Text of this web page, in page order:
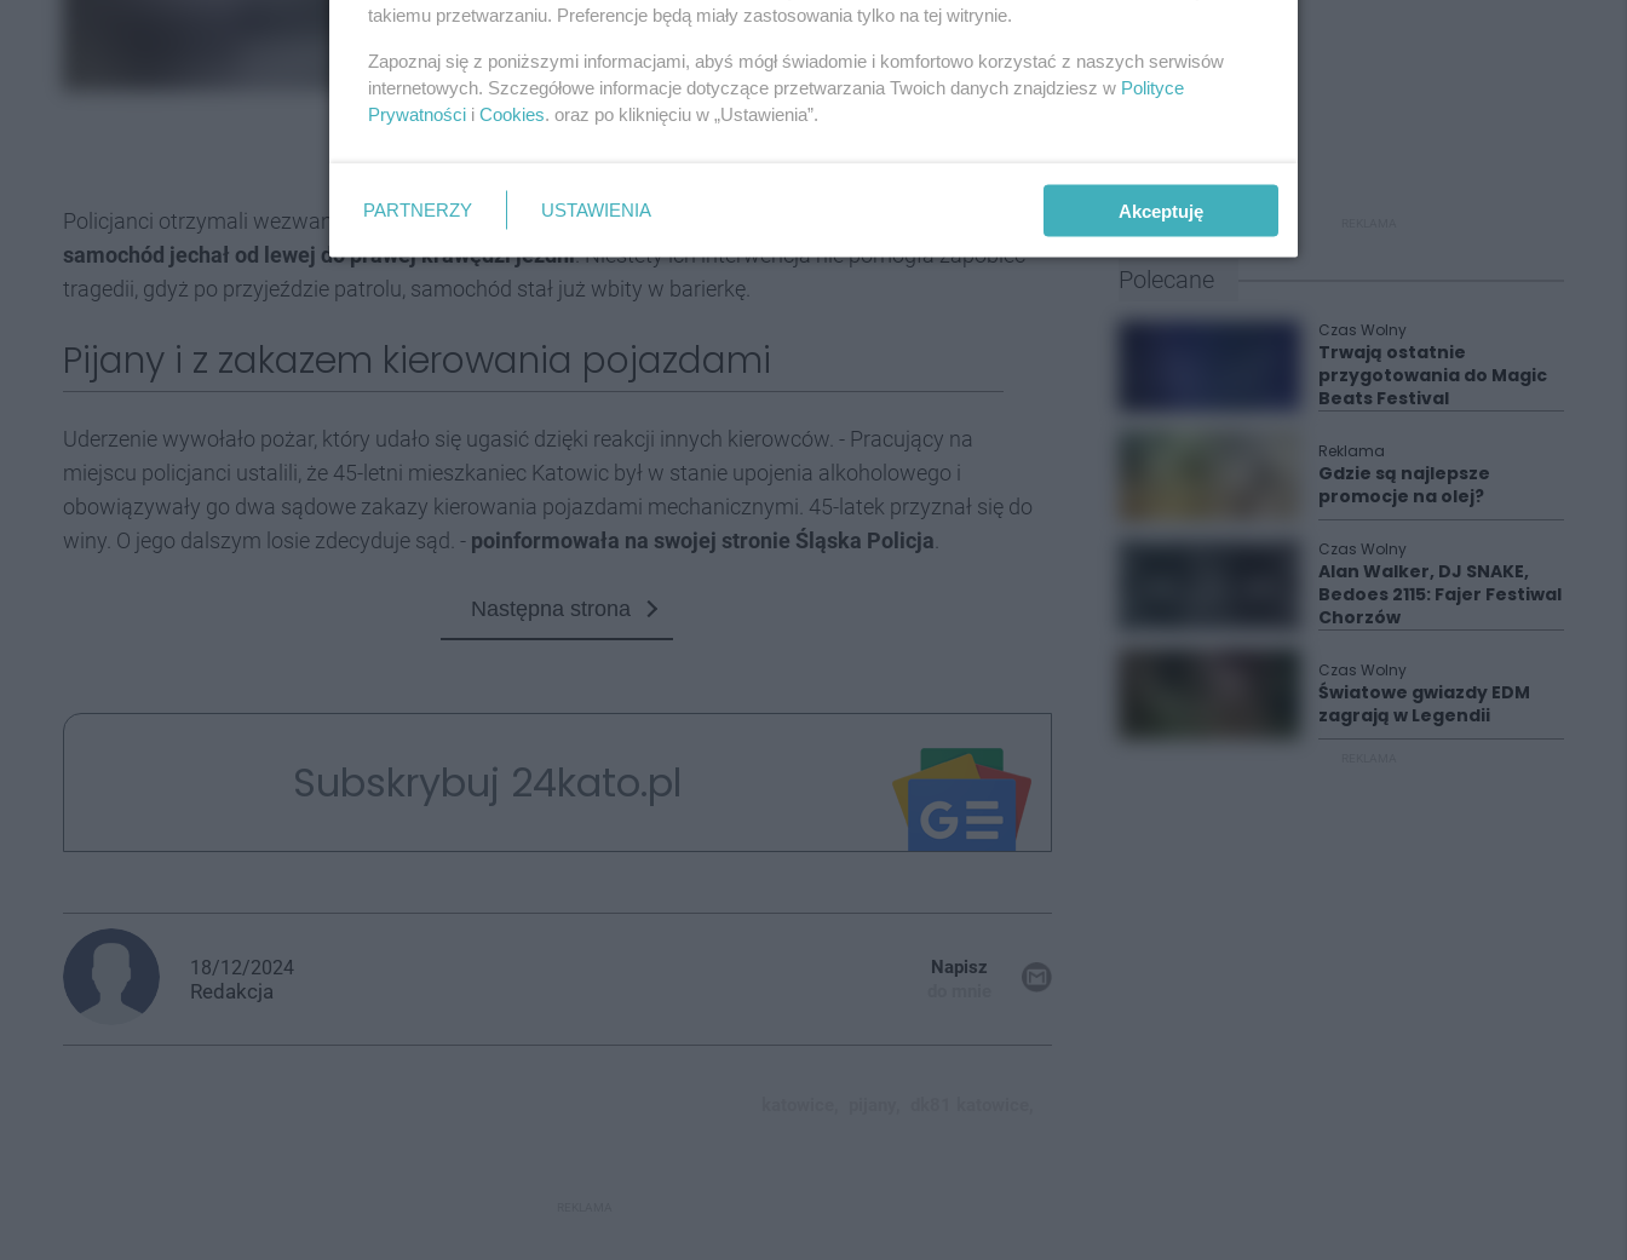
Policjanci otrzymali wezwanie o niepokojąco poruszającej się Kii Sportage na DK81 w kierunku Żor -
samochód jechał od lewej do prawej krawędzi jezdni. Niestety ich interwencja nie pomogła zapobiec
tragedii, gdyż po przyjeździe patrolu, samochód stał już wbity w barierkę.
Pijany i z zakazem kierowania pojazdami
Uderzenie wywołało pożar, który udało się ugasić dzięki reakcji innych kierowców. - Pracujący na
miejscu policjanci ustalili, że 45-letni mieszkaniec Katowic był w stanie upojenia alkoholowego i
obowiązywały go dwa sądowe zakazy kierowania pojazdami mechanicznymi. 45-latek przyznał się do
winy. O jego dalszym losie zdecyduje sąd. - poinformowała na swojej stronie Śląska Policja
Następna strona
Subskrybuj 24kato.pl
18/12/2024
Redakcja
Napisz
Polecane
Czas Wolny
Trwają ostatnie
przygotowania do Magic
Beats Festival
Reklama
Gdzie są najlepsze
promocje na olej?
Czas Wolny
Alan Walker, DJ SNAKE,
Bedoes 2115: Fajer Festiwal
Chorzów
Czas Wolny
Światowe gwiazdy EDM
zagrają w Legendii
takiemu przetwarzaniu. Preferencje będą miały zastosowania tylko na tej witrynie.
Zapoznaj się z poniższymi informacjami, abyś mógł świadomie i komfortowo korzystać z naszych serwisów
internetowych. Szczegółowe informacje dotyczące przetwarzania Twoich danych znajdziesz w Polityce
Prywatności i Cookies . oraz po kliknięciu w „Ustawienia”.
PARTNERZY USTAWIENIA Akceptuję